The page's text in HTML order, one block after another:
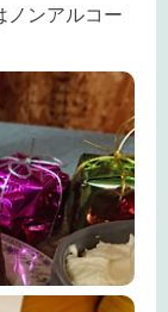
ノンアルコー